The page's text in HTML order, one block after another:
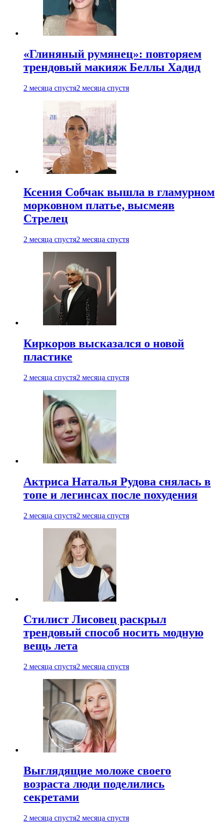
«Глиняный румянец»: повторяем
трендовый макияж Беллы Хадид
2 месяца спустя2 месяца спустя
Ксения Собчак вышла в гламурном
морковном платье, высмеяв
Стрелец
2 месяца спустя2 месяца спустя
Киркоров высказался о новой
пластике
2 месяца спустя2 месяца спустя
Актриса Наталья Рудова снялась в
топе и легинсах после похудения
2 месяца спустя2 месяца спустя
Стилист Лисовец раскрыл
трендовый способ носить модную
вещь лета
2 месяца спустя2 месяца спустя
Выглядящие моложе своего
возраста люди поделились
секретами
2 месяца спустя2 месяца спустя